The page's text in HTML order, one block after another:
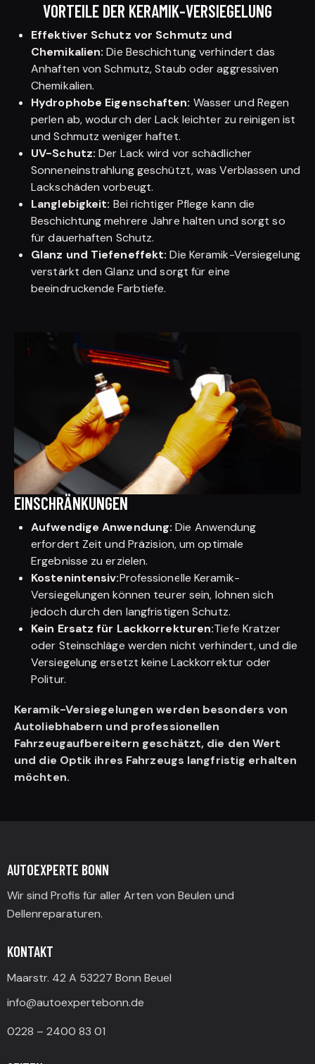
VORTEILE DER KERAMIK-VERSIEGELUNG
Effektiver Schutz vor Schmutz und
Chemikalien:Die Beschichtung verhindert das
Anhaften von Schmutz, Staub oder aggressiven
Chemikalien.
Hydrophobe Eigenschaften: Wasser und Regen
perlen ab, wodurch der Lack leichter zu reinigen ist
und Schmutz weniger haftet.
UV-Schutz:Der Lack wird vor schädlicher
Sonneneinstrahlung geschützt, was Verblassen und
Lackschäden vorbeugt.
Langlebigkeit: Bei richtiger Pflege kann die
Beschichtung mehrere Jahre halten und sorgt so
für dauerhaften Schutz.
Glanz und Tiefeneffekt:Die Keramik-Versiegelung
verstärkt den Glanz und sorgt für eine
beeindruckende Farbtiefe.
EINSCHRÄNKUNGEN
Aufwendige Anwendung:Die Anwendung
erfordert Zeit und Präzision, um optimale
Ergebnisse zu erzielen.
Kostenintensiv:Professionelle Keramik-
Versiegelungen können teurer sein, lohnen sich
jedoch durch den langfristigen Schutz.
Kein Ersatz für Lackkorrekturen:Tiefe Kratzer
oder Steinschläge werden nicht verhindert, und die
Versiegelung ersetzt keine Lackkorrektur oder
Politur.
Keramik-Versiegelungen werden besonders von
Autoliebhabern und professionellen
Fahrzeugaufbereitern geschätzt, die den Wert
und die Optik ihres Fahrzeugs langfristig erhalten
möchten.
AUTOEXPERTE BONN
Wir sind Profis für aller Arten von Beulen und
Dellenreparaturen.
KONTAKT
Maarstr. 42 A 53227 Bonn Beuel
info@autoexpertebonn.de
0228 – 2400 83 01